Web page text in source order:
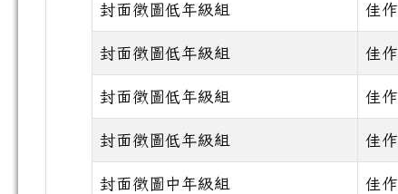
封面徵圖低年級組 佳作
封面徵圖低年級組 佳作
封面徵圖低年級組 佳作
封面徵圖低年級組 佳作
封面徵圖中年級組 佳作